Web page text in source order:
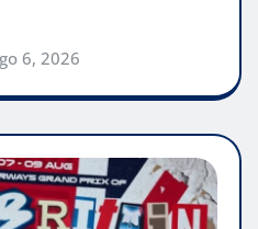
6, 2026